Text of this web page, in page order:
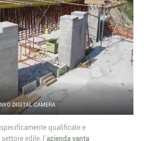
DIGITAL CAMERA
qualificate e